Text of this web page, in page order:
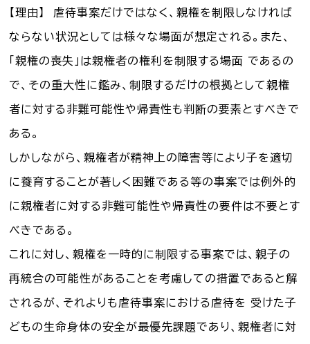
【理由】 虐待事案だけではなく、親権を制限しなければ
ならない状況としては様々な場面が想定される。また、
「親権の喪失」は親権者の権利を制限する場面 であるの
で、その重大性に鑑み、制限するだけの根拠として親権
者に対する非難可能性や帰責性も判断の要素とすべきで
ある。
しかしながら、親権者が精神上の障害等により子を適切
に養育することが著しく困難である等の事案では例外的
に親権者に対する非難可能性や帰責性の要件は不要とす
べきである。
これに対し、親権を一時的に制限する事案では、親子の
再統合の可能性があることを考慮しての措置であると解
されるが、それよりも虐待事案における虐待を 受けた子
どもの生命身体の安全が最優先課題であり、親権者に対